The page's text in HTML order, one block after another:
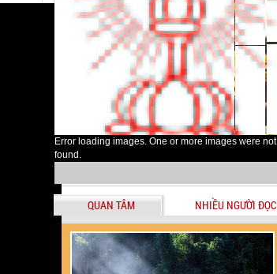
Error loading images. One or more images were not
found.
QUAN TÂM NHIỀU NGƯỜI ĐỌC